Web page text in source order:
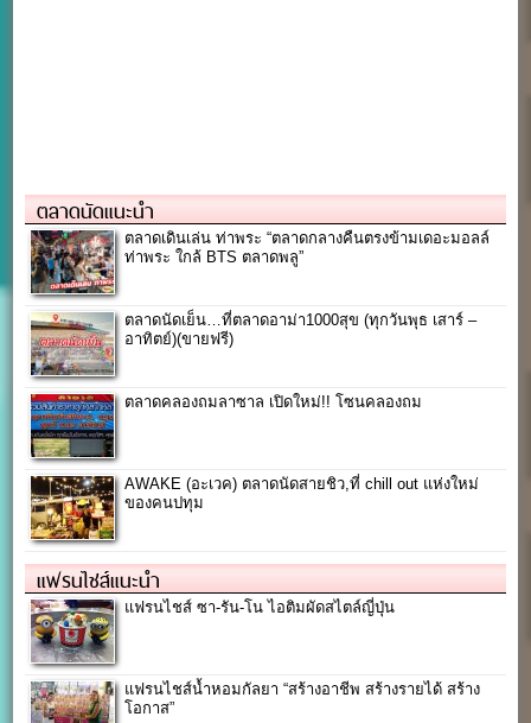
ตลาดนัดแนะนำ
ตลาดเดินเล่น ท่าพระ “ตลาดกลางคืนตรงข้ามเดอะมอลล์
ท่าพระ ใกล้ BTS ตลาดพลู”
ตลาดนัดเย็น…ที่ตลาดอาม่า1000สุข (ทุกวันพุธ เสาร์ –
อาทิตย์)(ขายฟรี)
ตลาดคลองถมลาซาล เปิดใหม่!! โซนคลองถม
AWAKE (อะเวค) ตลาดนัดสายชิว,ที่ chill out แห่งใหม่
ของคนปทุม
แฟรนไชส์แนะนำ
แฟรนไชส์ ซา-รัน-โน ไอติมผัดสไตล์ญี่ปุ่น
แฟรนไชส์น้ำหอมกัลยา “สร้างอาชีพ สร้างรายได้ สร้าง
โอกาส”